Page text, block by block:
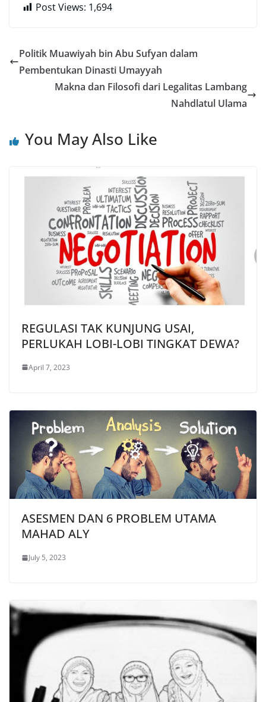
Post Views: 1,694
Politik Muawiyah bin Abu Sufyan dalam
Pembentukan Dinasti Umayyah
Makna dan Filosofi dari Legalitas Lambang
Nahdlatul Ulama
You May Also Like
REGULASI TAK KUNJUNG USAI,
PERLUKAH LOBI-LOBI TINGKAT DEWA?
April 7, 2023
ASESMEN DAN 6 PROBLEM UTAMA
MAHAD ALY
July 5, 2023